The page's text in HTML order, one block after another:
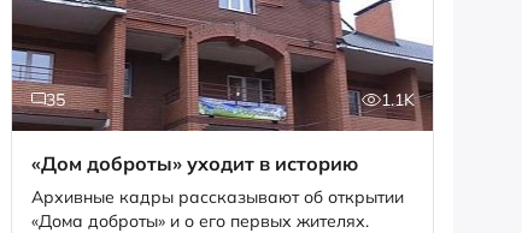
35 1.1K
«Дом доброты» уходит в историю
Архивные кадры рассказывают об открытии
«Дома доброты» и о его первых жителях.